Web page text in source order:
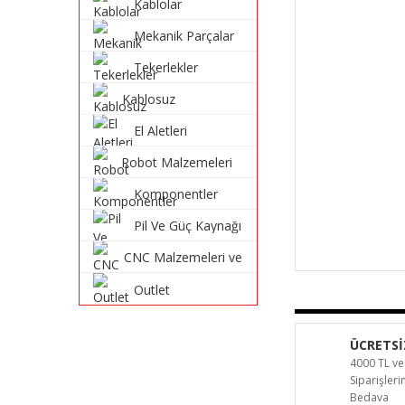
Kablolar
Mekanik Parçalar
Tekerlekler
Kablosuz
Sistemleri
El Aletleri
Robot Malzemeleri
Komponentler
Pil Ve Güç Kaynağı
CNC Malzemeleri ve
Outlet
4000 TL
Bedava